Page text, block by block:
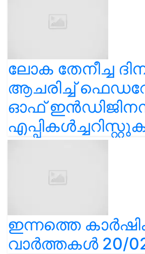
ലോക തേനീച്ച
ആചരിച്ച്
ഓഫ്
ഇന്നത്തെ
വാർത്തകൾ 20/